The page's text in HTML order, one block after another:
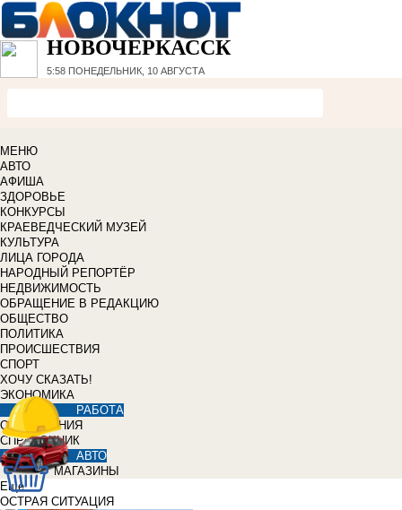
НОВОЧЕРКАССК
5:58 ПОНЕДЕЛЬНИК, 10 АВГУСТА
МЕНЮ
АВТО
АФИША
ЗДОРОВЬЕ
КОНКУРСЫ
КРАЕВЕДЧЕСКИЙ МУЗЕЙ
КУЛЬТУРА
ЛИЦА ГОРОДА
НАРОДНЫЙ РЕПОРТЁР
НЕДВИЖИМОСТЬ
ОБРАЩЕНИЕ В РЕДАКЦИЮ
ОБЩЕСТВО
ПОЛИТИКА
ПРОИСШЕСТВИЯ
СПОРТ
ХОЧУ СКАЗАТЬ!
ЭКОНОМИКА
РАБОТА
ОБЪЯВЛЕНИЯ
СПРАВОЧНИК
АВТО
МАГАЗИНЫ
Еще
ОСТРАЯ СИТУАЦИЯ